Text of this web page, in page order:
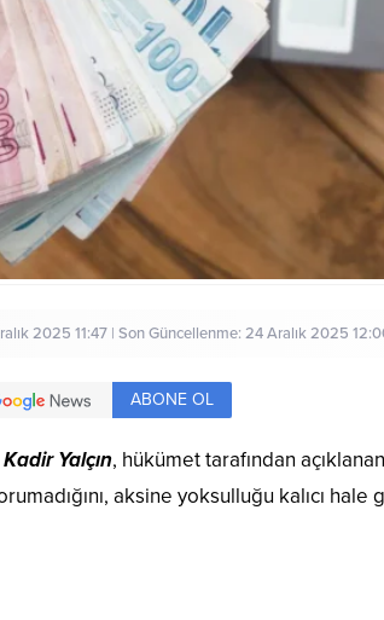
2025 11:47 | Son Güncellenme: 24 Aralık 2025
ABONE OL
Yalçın, hükümet tarafından
aksine yoksulluğu kalıcı